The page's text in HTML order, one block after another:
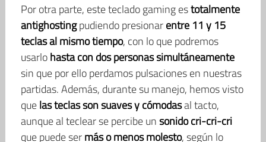
Por otra parte, este teclado gaming estotalmente
antighostingpudiendo presionarentre 11 y 15
teclas al mismo tiempo, con lo que podremos
usarlohasta con dos personas simultáneamente
sin que por ello perdamos pulsaciones en nuestras
partidas. Además, durante su manejo, hemos visto
quelas teclas son suaves y cómodasal tacto,
aunque al teclear se percibe unsonido cri-cri-cri
que puede sermás o menos molesto, según lo